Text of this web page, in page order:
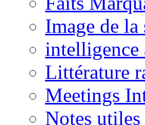
Image de la
Littérature
Meetings
Notes utiles